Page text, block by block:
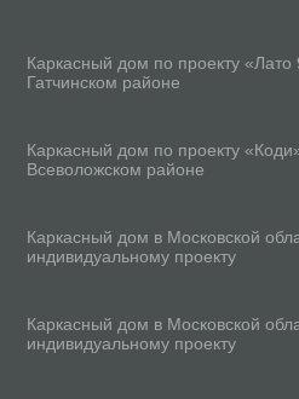
Каркасный дом по проекту «Лато
Гатчинском районе
165 м²
Каркасный дом по проекту
Всеволожском районе
200 м²
Каркасный дом в Московской
индивидуальному проекту
100 м²
Каркасный дом в Московской
индивидуальному проекту
190 м²